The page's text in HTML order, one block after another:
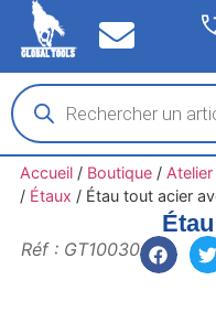
Accueil/ Boutique/
/ Étaux / Étau tout acier
Réf : GT10030